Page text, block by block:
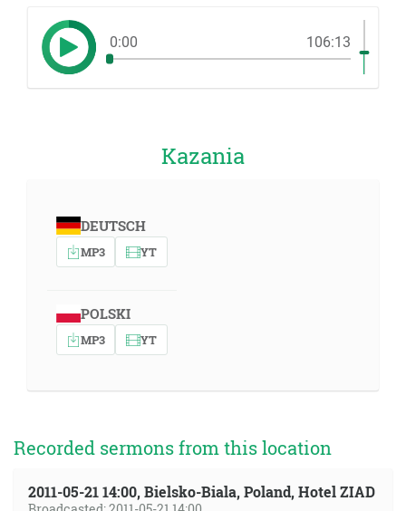
0:00 106:13
Kazania
DEUTSCH
MP3 YT
POLSKI
MP3 YT
Recorded sermons from this location
2011-05-21 14:00, Bielsko-Biala, Poland, Hotel ZIAD